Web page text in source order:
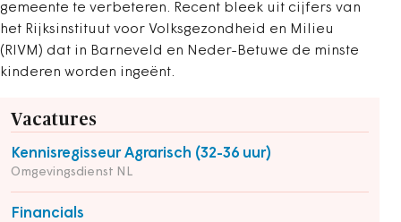
gemeente te verbeteren. Recent bleek uit cijfers van
het Rijksinstituut voor Volksgezondheid en Milieu
(RIVM) dat in Barneveld en Neder-Betuwe de minste
kinderen worden ingeënt.
Vacatures
Kennisregisseur Agrarisch (32-36 uur)
Omgevingsdienst NL
Financials